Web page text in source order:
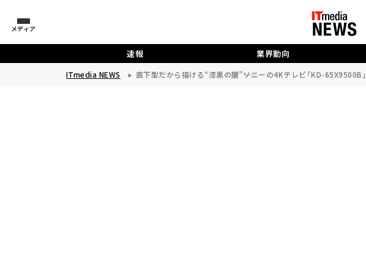
メディア
速報 業界動向
ITmedia NEWS 直下型だから描ける“漆黒の闇”――ソニーの4Kテレビ「KD-65X9500B」